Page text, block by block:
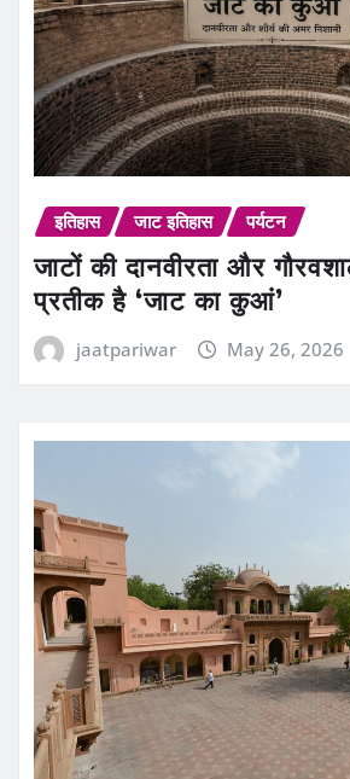
इतिहास जाट इतिहास पर्यटन
जाटों की दानवीरता और
प्रतीक है ‘जाट का कुआं’
jaatpariwar May 26, 2026